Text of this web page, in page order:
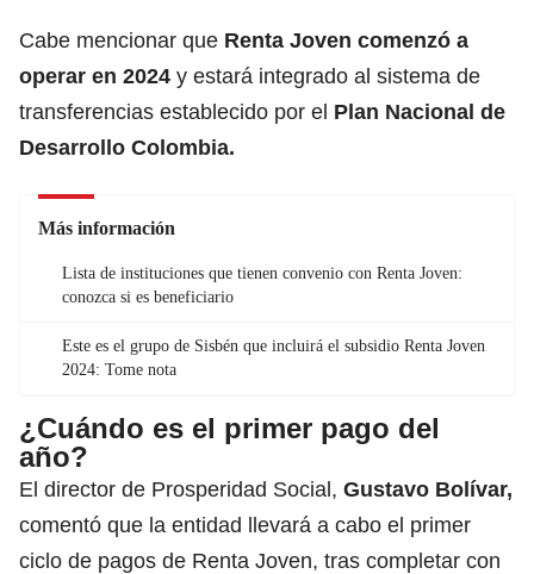
Cabe mencionar que Renta Joven comenzó a
operar en 2024 y estará integrado al sistema de
transferencias establecido por el Plan Nacional de
Desarrollo Colombia.
Más información
Lista de instituciones que tienen convenio con Renta Joven:
conozca si es beneficiario
Este es el grupo de Sisbén que incluirá el subsidio Renta Joven
2024: Tome nota
¿Cuándo es el primer pago del
año?
El director de Prosperidad Social, Gustavo Bolívar,
comentó que la entidad llevará a cabo el primer
ciclo de pagos de Renta Joven, tras completar con